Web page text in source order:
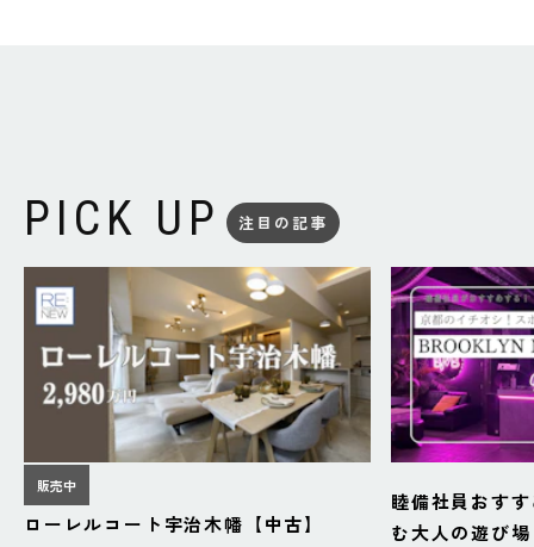
PICK UP 注目の記事
販売中
ローレルコート宇治木幡【中古】
睦備社員おす
む大人の遊び